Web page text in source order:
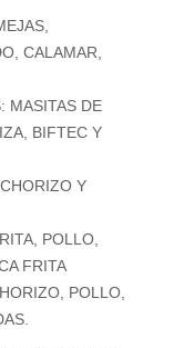
CALAMAR,
MASITAS DE
BIFTEC Y
Y
POLLO,
FRITA
POLLO,